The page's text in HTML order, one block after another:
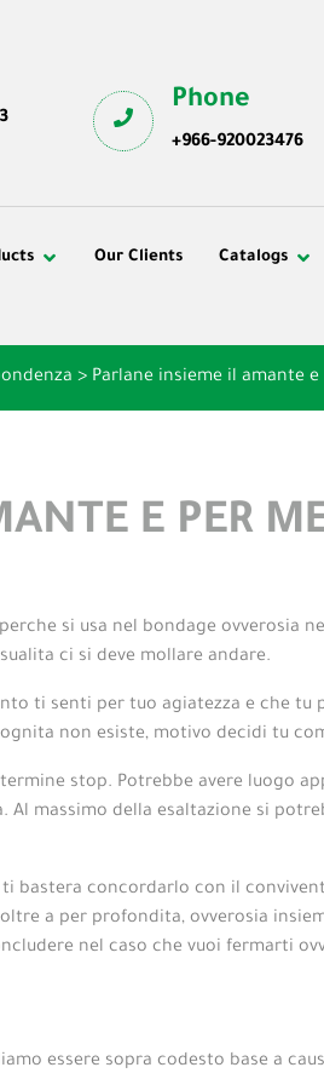
Phone
+966-920023476
Our Clients Catalogs
> Parlane insieme il amante
E PER
si usa nel bondage ovverosia
ci si deve mollare andare.
ti senti per tuo agiatezza e che
non esiste, motivo decidi tu
stop. Potrebbe avere luogo
massimo della esaltazione si
bastera concordarlo con il
a per profondita, ovverosia
nel caso che vuoi fermarti
essere sopra codesto base a